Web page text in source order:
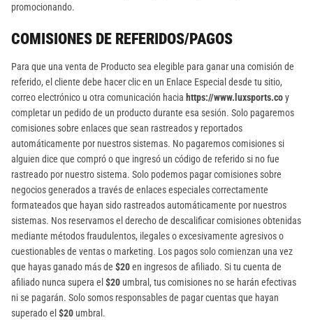
promocionando.
COMISIONES DE REFERIDOS/PAGOS
Para que una venta de Producto sea elegible para ganar una comisión de
referido, el cliente debe hacer clic en un Enlace Especial desde tu sitio,
correo electrónico u otra comunicación hacia https://www.luxsports.coy
completar un pedido de un producto durante esa sesión. Solo pagaremos
comisiones sobre enlaces que sean rastreados y reportados
automáticamente por nuestros sistemas. No pagaremos comisiones si
alguien dice que compró o que ingresó un código de referido si no fue
rastreado por nuestro sistema. Solo podemos pagar comisiones sobre
negocios generados a través de enlaces especiales correctamente
formateados que hayan sido rastreados automáticamente por nuestros
sistemas. Nos reservamos el derecho de descalificar comisiones obtenidas
mediante métodos fraudulentos, ilegales o excesivamente agresivos o
cuestionables de ventas o marketing. Los pagos solo comienzan una vez
que hayas ganado más de $20en ingresos de afiliado. Si tu cuenta de
afiliado nunca supera el$20 umbral, tus comisiones no se harán efectivas
ni se pagarán. Solo somos responsables de pagar cuentas que hayan
superado el$20 umbral.